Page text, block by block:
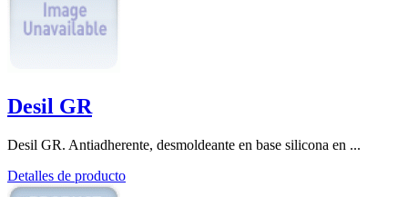
Desil GR
Desil GR. Antiadherente, desmoldeante en base silicona en ...
Detalles de producto